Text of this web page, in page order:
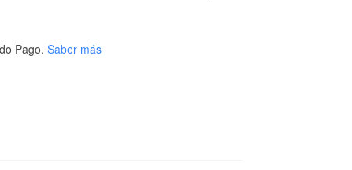
Pago. Saber más